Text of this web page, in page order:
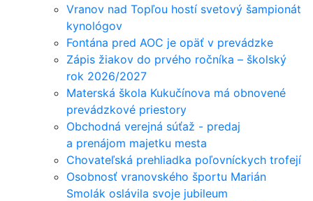
Vranov nad Topľou hostí svetový šampionát
kynológov
Fontána pred AOC je opäť v prevádzke
Zápis žiakov do prvého ročníka – školský
rok 2026/2027
Materská škola Kukučínova má obnovené
prevádzkové priestory
Obchodná verejná súťaž - predaj
a prenájom majetku mesta
Chovateľská prehliadka poľovníckych trofejí
Osobnosť vranovského športu Marián
Smolák oslávila svoje jubileum